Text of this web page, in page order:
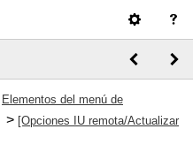
Elementos del menú de
> [Opciones IU remota/Actualizar